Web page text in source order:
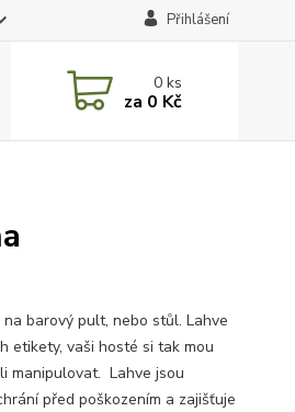
Přihlášení
0ks
za 0 Kč
barový pult, nebo stůl. Lahve
etikety, vaši hosté si tak mou
manipulovat. Lahve jsou
před poškozením a zajišťuje